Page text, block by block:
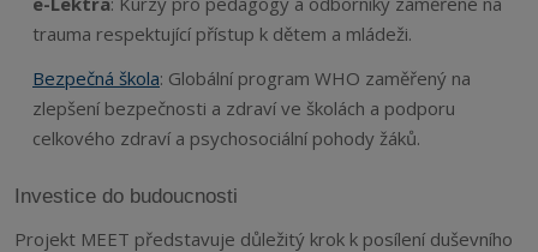
trauma respektující přístup k dětem a mládeži.
Bezpečná škola: Globální program WHO zaměřený na
zlepšení bezpečnosti a zdraví ve školách a podporu
celkového zdraví a psychosociální pohody žáků.
Investice do budoucnosti
Projekt MEET představuje důležitý krok k posílení duševního